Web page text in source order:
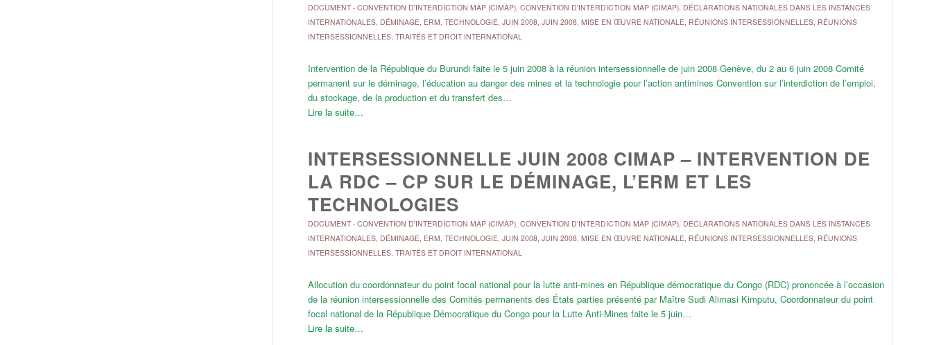
DOCUMENT- CONVENTION D'INTERDICTION MAP (CIMAP), CONVENTION D'INTERDICTION MAP (CIMAP), DÉCLARATIONS NATIONALES DANS LES INSTANCES
INTERNATIONALES, DÉMINAGE, ERM, TECHNOLOGIE, JUIN 2008, JUIN 2008, MISE EN ŒUVRE NATIONALE, RÉUNIONS INTERSESSIONNELLES, RÉUNIONS
INTERSESSIONNELLES, TRAITÉS ET DROIT INTERNATIONAL
Intervention de la République du Burundi faite le 5 juin 2008 à la réunion intersessionnelle de juin 2008 Genève, du 2 au 6 juin 2008 Comité
permanent sur le déminage, l’éducation au danger des mines et la technologie pour l’action antimines Convention sur l’interdiction de l’emploi,
du stockage, de la production et du transfert des…
Lire la suite…
INTERSESSIONNELLE JUIN 2008 CIMAP – INTERVENTION DE
LA RDC – CP SUR LE DÉMINAGE, L’ERM ET LES
TECHNOLOGIES
DOCUMENT- CONVENTION D'INTERDICTION MAP (CIMAP), CONVENTION D'INTERDICTION MAP (CIMAP), DÉCLARATIONS NATIONALES DANS LES INSTANCES
INTERNATIONALES, DÉMINAGE, ERM, TECHNOLOGIE, JUIN 2008, JUIN 2008, MISE EN ŒUVRE NATIONALE, RÉUNIONS INTERSESSIONNELLES, RÉUNIONS
INTERSESSIONNELLES, TRAITÉS ET DROIT INTERNATIONAL
Allocution du coordonnateur du point focal national pour la lutte anti-mines en République démocratique du Congo (RDC) prononcée à l’occasion
de la réunion intersessionnelle des Comités permanents des États parties présenté par Maître Sudi Alimasi Kimputu, Coordonnateur du point
focal national de la République Démocratique du Congo pour la Lutte Anti-Mines faite le 5 juin…
Lire la suite…